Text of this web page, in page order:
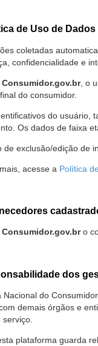
de Uso de Dados
coletadas
confidencialidade e
Consumidor.gov.br, o
do consumidor.
do usuário,
Os dados de faixa
de exclusão/edição de
acesse a Política
Consumidor.gov.bro
dos
Nacional do
demais órgãos e
plataforma guarda